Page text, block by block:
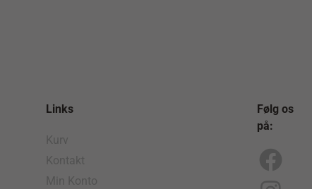
Links
Kurv
Kontakt
Min Konto
Følg os
på:
F
I